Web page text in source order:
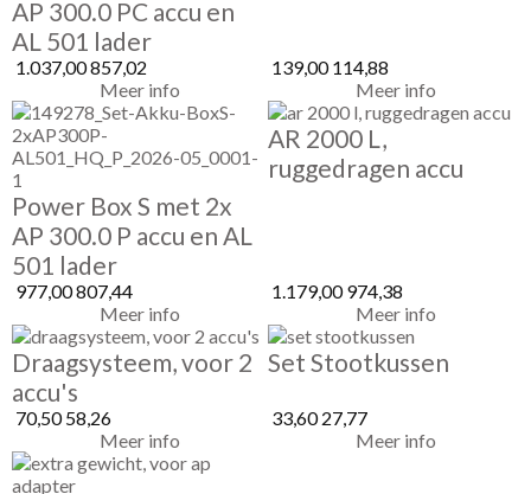
AP 300.0 PC accu en
AL 501 lader
1.037,00857,02
Meer info
139,00114,88
Meer info
Power Box S met 2x
AP 300.0 P accu en AL
501 lader
977,00807,44
Meer info
AR 2000 L,
ruggedragen accu
1.179,00974,38
Meer info
Draagsysteem, voor 2
accu's
70,5058,26
Meer info
Set Stootkussen
33,6027,77
Meer info